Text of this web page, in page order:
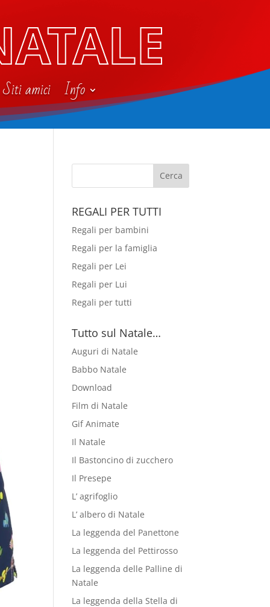
Siti amici Info
REGALI PER TUTTI
Regali per bambini
Regali per la famiglia
Regali per Lei
Regali per Lui
Regali per tutti
Tutto sul Natale…
Auguri di Natale
Babbo Natale
Download
Film di Natale
Gif Animate
Il Natale
Il Bastoncino di zucchero
Il Presepe
L’ agrifoglio
L’ albero di Natale
La leggenda del Panettone
La leggenda del Pettirosso
La leggenda delle Palline di
Natale
La leggenda della Stella di